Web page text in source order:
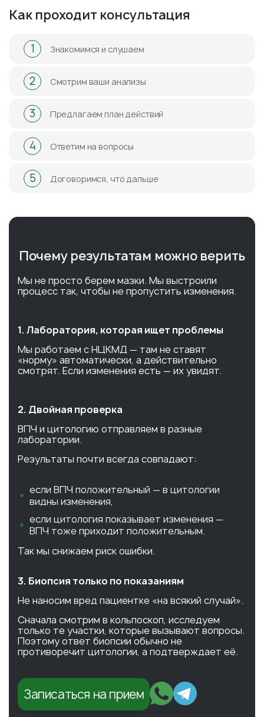
Как проходит консультация
1 Знакомимся и слушаем
2 Смотрим ваши анализы
3 Предлагаем план действий
4 Ответим на вопросы
5 Договоримся, что дальше
Почему результатам можно верить
Мы не просто берем мазки. Мы выстроили
процесс так, чтобы не пропустить изменения.
1. Лаборатория, которая ищет проблемы
Мы работаем с НЦКМД — там не ставят
«норму» автоматически, а действительно
смотрят. Если изменения есть — их увидят.
2. Двойная проверка
ВПЧ и цитологию отправляем в разные
лаборатории.
Результаты почти всегда совпадают:
если ВПЧ положительный — в цитологии
видны изменения,
если цитология показывает изменения —
ВПЧ тоже приходит положительным.
Так мы снижаем риск ошибки.
3. Биопсия только по показаниям
Не наносим вред пациентке «на всякий случай».
Сначала смотрим в кольпоскоп, исследуем
только те участки, которые вызывают вопросы.
Поэтому ответ биопсии обычно не
противоречит цитологии, а подтверждает её.
Записаться на прием